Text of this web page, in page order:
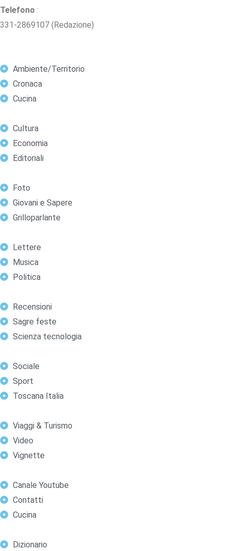
Telefono :
331-2869107 (Redazione)
Ambiente/Territorio
Cronaca
Cucina
Cultura
Economia
Editoriali
Foto
Giovani e Sapere
Grilloparlante
Lettere
Musica
Politica
Recensioni
Sagre feste
Scienza tecnologia
Sociale
Sport
Toscana Italia
Viaggi & Turismo
Video
Vignette
Canale Youtube
Contatti
Cucina
Dizionario